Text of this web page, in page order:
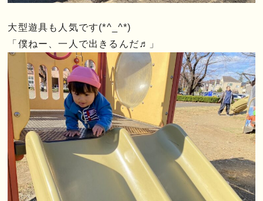
大型遊具も人気です(*^_^*)
「僕ねー、一人で出きるんだ♬」